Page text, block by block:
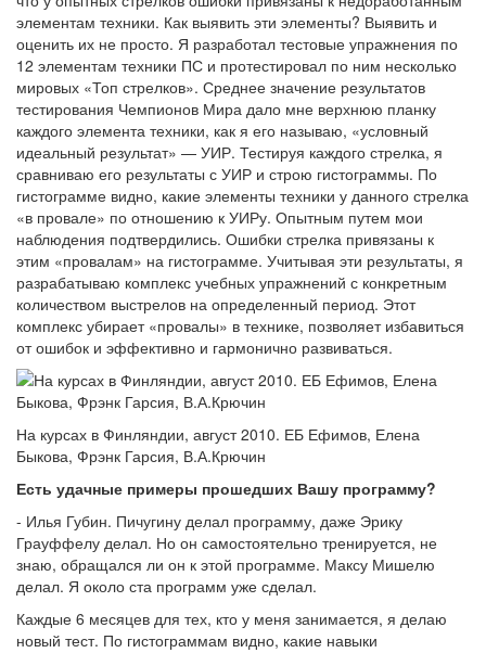
элементам техники. Как выявить эти элементы? Выявить и
оценить их не просто. Я разработал тестовые упражнения по
12 элементам техники ПС и протестировал по ним несколько
мировых «Топ стрелков». Среднее значение результатов
тестирования Чемпионов Мира дало мне верхнюю планку
каждого элемента техники, как я его называю, «условный
идеальный результат» — УИР. Тестируя каждого стрелка, я
сравниваю его результаты с УИР и строю гистограммы. По
гистограмме видно, какие элементы техники у данного стрелка
«в провале» по отношению к УИРу. Опытным путем мои
наблюдения подтвердились. Ошибки стрелка привязаны к
этим «провалам» на гистограмме. Учитывая эти результаты, я
разрабатываю комплекс учебных упражнений с конкретным
количеством выстрелов на определенный период. Этот
комплекс убирает «провалы» в технике, позволяет избавиться
от ошибок и эффективно и гармонично развиваться.
На курсах в Финляндии, август 2010. ЕБ Ефимов, Елена
Быкова, Фрэнк Гарсия, В.А.Крючин
Есть удачные примеры прошедших Вашу программу?
- Илья Губин. Пичугину делал программу, даже Эрику
Грауффелу делал. Но он самостоятельно тренируется, не
знаю, обращался ли он к этой программе. Максу Мишелю
делал. Я около ста программ уже сделал.
Каждые 6 месяцев для тех, кто у меня занимается, я делаю
новый тест. По гистограммам видно, какие навыки